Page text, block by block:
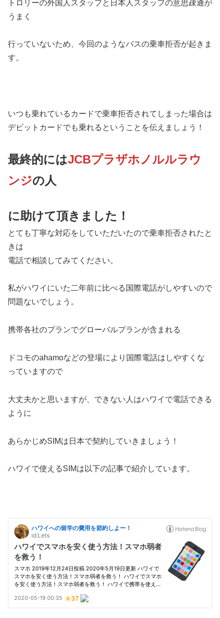
トロリーの外国人スタッフと日本人スタッフの意思疎通が
うまく
行っていないため、今回のようなバスの乗車拒否が起きま
す。
いつも乗れているカードで乗車拒否されてしまった場合は
デビットカードでも乗れるということを伝えましょう！
最終的にはJCBプラザホノルルラウ
ンジの人
に助けて頂きました！
とても丁寧な対応をしていただいたので乗車拒否されたと
きは
電話で相談してみてください。
私がハワイにいた二年前に比べる国際電話がしやすいので
問題ないでしょう。
携帯各社のプランでグローバルプランが含まれる
ドコモのahamoなどの登場により国際電話はしやすくな
っていますので
大丈夫かと思いますが、できない人はハワイで電話できる
ように
あらかじめSIMは日本で契約していきましょう！
ハワイで使えるSIMは以下の記事で紹介しています。